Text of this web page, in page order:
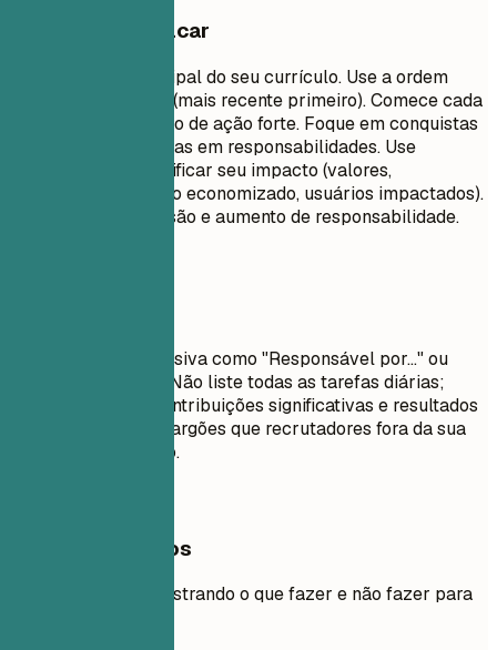
O que vale destacar
Esta é a parte principal do seu currículo. Use a ordem
cronológica inversa (mais recente primeiro). Comece cada
tópico com um verbo de ação forte. Foque em conquistas
e impacto, não apenas em responsabilidades. Use
números para quantificar seu impacto (valores,
porcentagens, tempo economizado, usuários impactados).
Demonstre progressão e aumento de responsabilidade.
Evite linguagem passiva como "Responsável por..." ou
"Encarregado de...". Não liste todas as tarefas diárias;
concentre-se em contribuições significativas e resultados
mensuráveis. Evite jargões que recrutadores fora da sua
área não entenderão.
Exemplos práticos
Exemplo prático mostrando o que fazer e não fazer para